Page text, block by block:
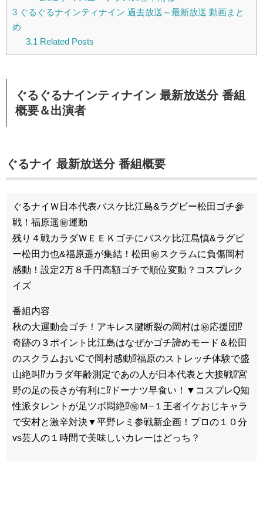
3 ぐるぐるナインティナイン 過去放送～最新放送 動画まと
め
3.1 Related Posts
ぐるぐるナインティナイン 最新放送分 番組
概要＆出演者
ぐるナイ 最新放送分 番組概要
ぐるナイＷ日本代表バスケ比江島&ラグビー松田ゴチ参
戦！福原遥㊙運動
残り４戦カラダＷＥＥＫゴチにバスケ比江島慎&ラグビ
ー松田力也&福原遥が集結！松田㊙スクラムに負傷岡村
感動！設定2万８千円高額ゴチで順位変動？コスプレク
イズ
番組内容
秋の大運動会ゴチ！アキレス腱断裂の岡村は㊙応援団⁉
奇跡の３ポイント比江島はなぜかゴチ諦めモード＆松田
のスクラムおいCで岡村感動⁉福原のストレッチ体験で盛
山絶叫⁉カラダ年齢測定であの人が日本代表と大接戦⁉宮
野の足の長さが有利に⁉ドーナツ早食い！▼コスプレQ知
性派タレントが足ツボ悶絶⁉㊙Ｍ−１王者イケおじキャラ
で安村と激辛対決▼平野レミ参戦新企画！プロの１０分
vs芸人の１時間で美味しいカレーはどっち？